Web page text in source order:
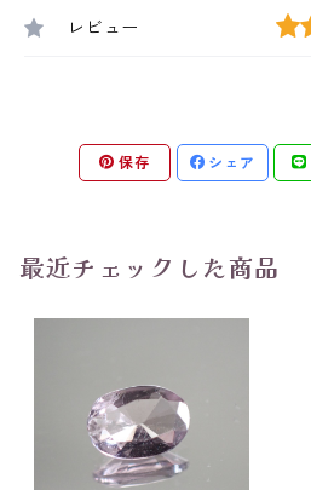
レビュー
保存 シェア
最近チェックした商品